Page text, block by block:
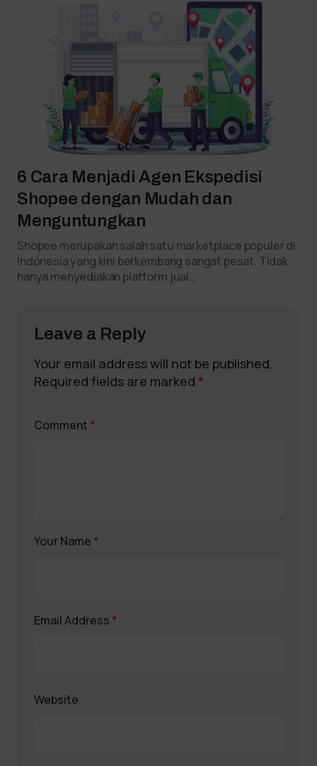
6 Cara Menjadi Agen Ekspedisi
Shopee dengan Mudah dan
Menguntungkan
Shopee merupakan salah satu marketplace populer di
Indonesia yang kini berkembang sangat pesat. Tidak
hanya menyediakan platform jual…
Leave a Reply
Your email address will not be published.
Required fields are marked *
Comment *
Your Name *
Email Address *
Website